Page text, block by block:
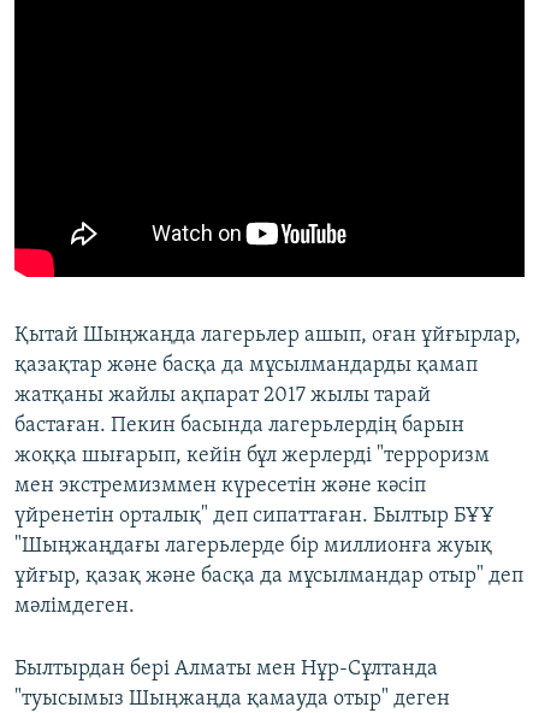
Қытай Шыңжаңда лагерьлер ашып, оған ұйғырлар,
қазақтар және басқа да мұсылмандарды қамап
жатқаны жайлы ақпарат 2017 жылы тарай
бастаған. Пекин басында лагерьлердің барын
жоққа шығарып, кейін бұл жерлерді "терроризм
мен экстремизммен күресетін және кәсіп
үйренетін орталық" деп сипаттаған. Былтыр БҰҰ
"Шыңжаңдағы лагерьлерде бір миллионға жуық
ұйғыр, қазақ және басқа да мұсылмандар отыр" деп
мәлімдеген.
Былтырдан бері Алматы мен Нұр-Сұлтанда
"туысымыз Шыңжаңда қамауда отыр" деген